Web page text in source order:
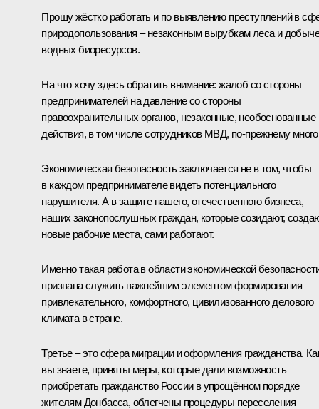
Прошу жёстко работать и по выявлению преступлений в
природопользования – незаконным вырубкам леса и добыче
водных биоресурсов.
На что хочу здесь обратить внимание: жалоб со стороны
предпринимателей на давление со стороны
правоохранительных органов, незаконные, необоснованные
действия, в том числе сотрудников МВД, по-прежнему
Экономическая безопасность заключается не в том, чтобы
в каждом предпринимателе видеть потенциального
нарушителя. А в защите нашего, отечественного бизнеса,
наших законопослушных граждан, которые созидают,
новые рабочие места, сами работают.
Именно такая работа в области экономической
призвана служить важнейшим элементом формирования
привлекательного, комфортного, цивилизованного делового
климата в стране.
Третье – это сфера миграции и оформления гражданства.
вы знаете, приняты меры, которые дали возможность
приобретать гражданство России в упрощённом порядке
жителям Донбасса, облегчены процедуры переселения